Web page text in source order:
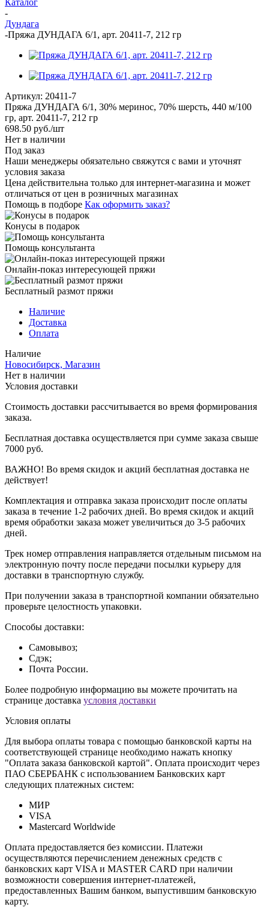
-
Дундага
-Пряжа ДУНДАГА 6/1, арт. 20411-7, 212 гр
Артикул: 20411-7
Пряжа ДУНДАГА 6/1, 30% меринос, 70% шерсть, 440 м/100
гр, арт. 20411-7, 212 гр
698.50 руб./шт
Нет в наличии
Под заказ
Наши менеджеры обязательно свяжутся с вами и уточнят
условия заказа
Цена действительна только для интернет-магазина и может
отличаться от цен в розничных магазинах
Помощь в подборе Как оформить заказ?
Конусы в подарок
Помощь консультанта
Онлайн-показ интересующей пряжи
Бесплатный размот пряжи
Наличие
Доставка
Оплата
Наличие
Новосибирск, Магазин
Нет в наличии
Условия доставки
Стоимость доставки рассчитывается во время формирования
заказа.
Бесплатная доставка осуществляется при сумме заказа свыше
7000 руб.
ВАЖНО! Во время скидок и акций бесплатная доставка не
действует!
Комплектация и отправка заказа происходит после оплаты
заказа в течение 1-2 рабочих дней. Во время скидок и акций
время обработки заказа может увеличиться до 3-5 рабочих
дней.
Трек номер отправления направляется отдельным письмом на
электронную почту после передачи посылки курьеру для
доставки в транспортную службу.
При получении заказа в транспортной компании обязательно
проверьте целостность упаковки.
Способы доставки:
Самовывоз;
Сдэк;
Почта России.
Более подробную информацию вы можете прочитать на
странице доставка условия доставки
Условия оплаты
Для выбора оплаты товара с помощью банковской карты на
соответствующей странице необходимо нажать кнопку
"Оплата заказа банковской картой". Оплата происходит через
ПАО СБЕРБАНК с использованием Банковских карт
следующих платежных систем:
МИР
VISA
Mastercard Worldwide
Оплата предоставляется без комиссии. Платежи
осуществляются перечислением денежных средств с
банковских карт VISA и MASTER CARD при наличии
возможности совершения интернет-платежей,
предоставленных Вашим банком, выпустившим банковскую
карту.